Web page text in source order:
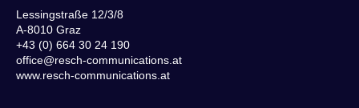
Lessingstraße 12/3/8
A-8010 Graz
+43 (0) 664 30 24 190
office@resch-communications.at
www.resch-communications.at